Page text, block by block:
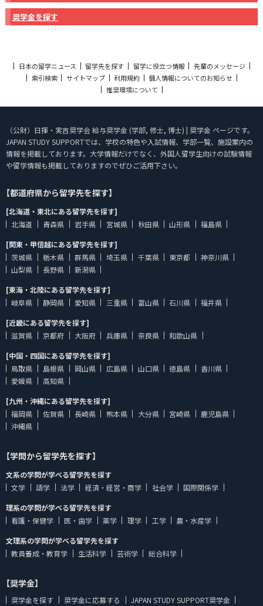
奨学金を探す
日本の留学ニュース 留学先を探す 留学に役立つ情報
先輩のメッセージ
索引検索
サイトマップ 利用規約
個人情報についてのお知らせ
推奨環境について
（公財）日揮・実吉奨学会 給与奨学金 (学部, 修士, 博士) | 奨学金 ページです。
JAPAN STUDY SUPPORTでは、学校の特色や入試情報、学部一覧、施設案内の
情報を掲載しております。大学情報だけでなく、外国人留学生向けの試験情報
や留学情報も掲載しておりますのでぜひご活用下さい。
【都道府県から留学先を探す】
[北海道・東北にある留学先を探す]
北海道
青森県 岩手県 宮城県 秋田県 山形県
福島県
[関東・甲信越にある留学先を探す]
茨城県
栃木県 群馬県 埼玉県 千葉県 東京都
神奈川県
山梨県
長野県
新潟県
[東海・北陸にある留学先を探す]
岐阜県
静岡県 愛知県 三重県 富山県 石川県
福井県
[近畿にある留学先を探す]
滋賀県
京都府 大阪府 兵庫県 奈良県
和歌山県
[中国・四国にある留学先を探す]
鳥取県
島根県 岡山県 広島県 山口県 徳島県
香川県
愛媛県
高知県
[九州・沖縄にある留学先を探す]
福岡県
佐賀県 長崎県 熊本県 大分県 宮崎県
鹿児島県
沖縄県
【学問から留学先を探す】
文系の学問が学べる留学先を探す
文学
語学 法学 経済・経営・商学 社会学
国際関係学
理系の学問が学べる留学先を探す
看護・保健学
医・歯学 薬学 理学 工学
農・水産学
文理系の学問が学べる留学先を探す
教員養成・教育学
生活科学 芸術学 総合科学
【奨学金】
奨学金を探す 奨学金に応募する JAPAN STUDY SUPPORT奨学金